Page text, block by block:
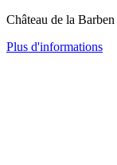
Château de la
Plus d'informations